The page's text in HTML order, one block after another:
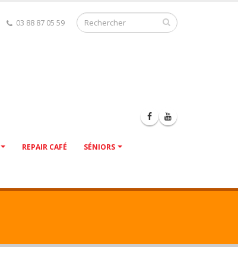
03 88 87 05 59
REPAIR CAFÉ SÉNIORS